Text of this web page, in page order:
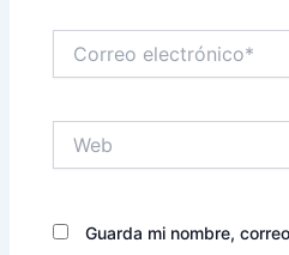
electrónico*
Guarda mi nombre,